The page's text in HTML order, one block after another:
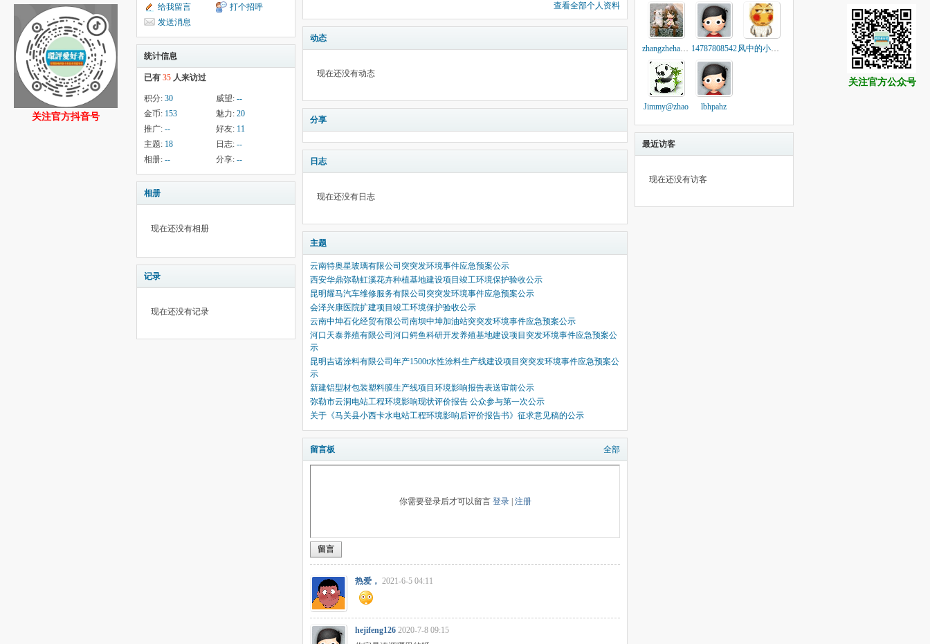
给我留言
打个招呼
发送消息
统计信息
已有 35 人来访过
积分: 30 威望: --
金币: 153 魅力: 20
推广: -- 好友: 11
主题: 18 日志: --
相册: -- 分享: --
相册
现在还没有相册
记录
现在还没有记录
查看全部个人资料
动态
现在还没有动态
分享
日志
现在还没有日志
主题
云南特奥星玻璃有限公司突突发环境事件应急预案公示
西安华鼎弥勒虹溪花卉种植基地建设项目竣工环境保护验收公示
昆明耀马汽车维修服务有限公司突突发环境事件应急预案公示
会泽兴康医院扩建项目竣工环境保护验收公示
云南中坤石化经贸有限公司南坝中坤加油站突突发环境事件应急预案公示
河口天泰养殖有限公司河口鳄鱼科研开发养殖基地建设项目突发环境事件应急预案公
示
昆明吉诺涂料有限公司年产1500t水性涂料生产线建设项目突突发环境事件应急预案公
示
新建铝型材包装塑料膜生产线项目环境影响报告表送审前公示
弥勒市云洞电站工程环境影响现状评价报告 公众参与第一次公示
关于《马关县小西卡水电站工程环境影响后评价报告书》征求意见稿的公示
留言板 全部
你需要登录后才可以留言 登录| 注册
留言
热爱， 2021-6-5 04:11
hejifeng126 2020-7-8 09:15
zhangzhehan如如 14787808542 风中的小阿飞
Jimmy@zhao lbhpahz
最近访客
现在还没有访客
关注官方公众号
关注官方抖音号